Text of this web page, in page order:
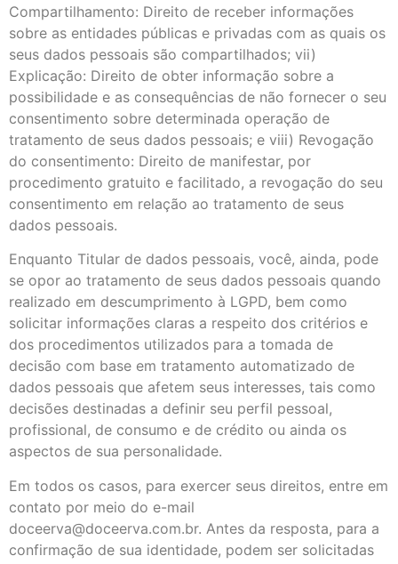
Compartilhamento: Direito de receber informações
sobre as entidades públicas e privadas com as quais os
seus dados pessoais são compartilhados; vii)
Explicação: Direito de obter informação sobre a
possibilidade e as consequências de não fornecer o seu
consentimento sobre determinada operação de
tratamento de seus dados pessoais; e viii) Revogação
do consentimento: Direito de manifestar, por
procedimento gratuito e facilitado, a revogação do seu
consentimento em relação ao tratamento de seus
dados pessoais.
Enquanto Titular de dados pessoais, você, ainda, pode
se opor ao tratamento de seus dados pessoais quando
realizado em descumprimento à LGPD, bem como
solicitar informações claras a respeito dos critérios e
dos procedimentos utilizados para a tomada de
decisão com base em tratamento automatizado de
dados pessoais que afetem seus interesses, tais como
decisões destinadas a definir seu perfil pessoal,
profissional, de consumo e de crédito ou ainda os
aspectos de sua personalidade.
Em todos os casos, para exercer seus direitos, entre em
contato por meio do e-mail
doceerva@doceerva.com.br. Antes da resposta, para a
confirmação de sua identidade, podem ser solicitadas